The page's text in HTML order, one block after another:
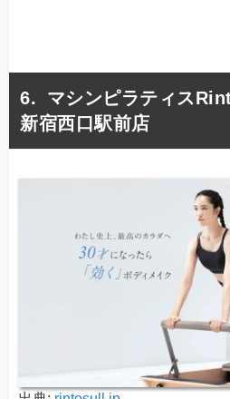
マシンピラティス
新宿西口駅前店